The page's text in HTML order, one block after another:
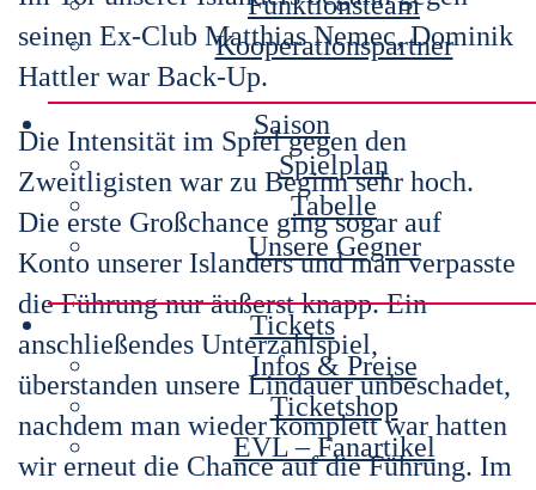
Kooperationspartner
Saison
Spielplan
Tabelle
Unsere Gegner
Tickets
Infos & Preise
Ticketshop
EVL – Fanartikel
seinen Ex-Club Matthias Nemec, Dominik
Hattler war Back-Up.
Die Intensität im Spiel gegen den
Zweitligisten war zu Beginn sehr hoch.
Die erste Großchance ging sogar auf
Konto unserer Islanders und man verpasste
die Führung nur äußerst knapp. Ein
anschließendes Unterzahlspiel,
überstanden unsere Lindauer unbeschadet,
nachdem man wieder komplett war hatten
wir erneut die Chance auf die Führung. Im